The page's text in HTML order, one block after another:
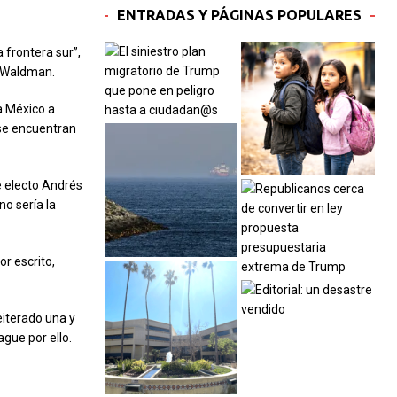
frontera sur”,
México a
encuentran
electo Andrés
sería la
escrito,
una y
por ello.
ENTRADAS Y PÁGINAS POPULARES